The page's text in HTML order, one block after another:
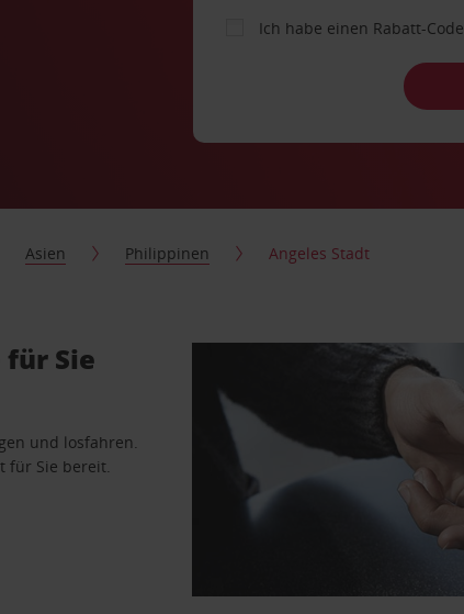
Ich habe einen Rabatt-Code
Asien Philippinen Angeles Stadt
Sie
und losfahren.
für Sie bereit.